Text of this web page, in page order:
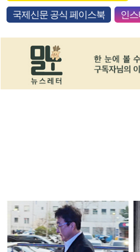
국제신문 공식 페이스북 인